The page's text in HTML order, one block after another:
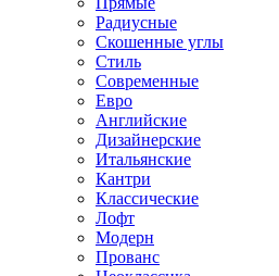
Радиусные
Скошенные углы
Стиль
Современные
Евро
Английские
Дизайнерские
Итальянские
Кантри
Классические
Лофт
Модерн
Прованс